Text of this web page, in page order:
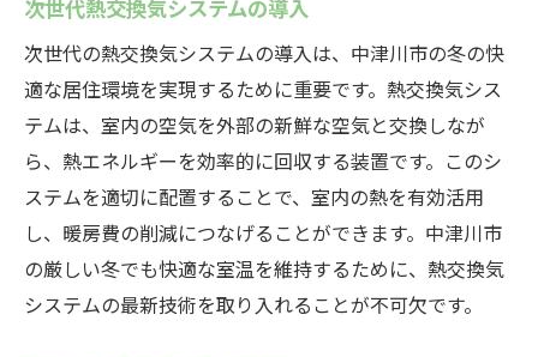
次世代熱交換気システムの導入
次世代の熱交換気システムの導入は、中津川市の冬の快
適な居住環境を実現するために重要です。熱交換気シス
テムは、室内の空気を外部の新鮮な空気と交換しなが
ら、熱エネルギーを効率的に回収する装置です。このシ
ステムを適切に配置することで、室内の熱を有効活用
し、暖房費の削減につなげることができます。中津川市
の厳しい冬でも快適な室温を維持するために、熱交換気
システムの最新技術を取り入れることが不可欠です。